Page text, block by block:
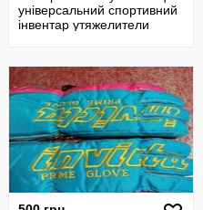
універсальний спортивний
інвентар утяжелители